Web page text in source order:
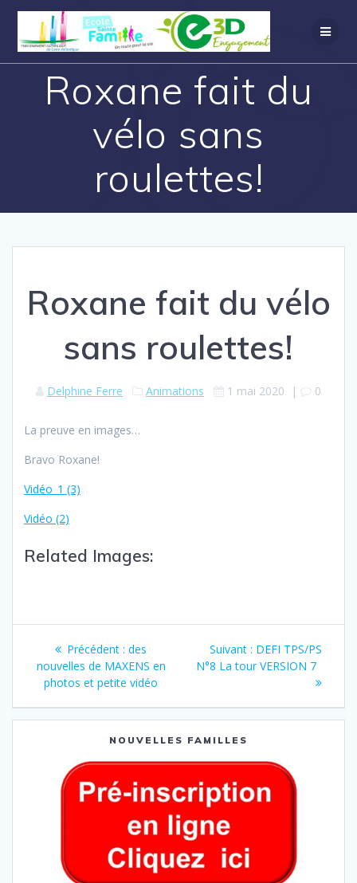
Roxane fait du
vélo sans
roulettes!
Roxane fait du vélo
sans roulettes!
Delphine Ferre Animations 1 mai 2020 | 0
La preuve en images…
Bravo Roxane!
Vidéo_1 (3)
Vidéo (2)
Related Images:
Précédent : des
nouvelles de MAXENS en
photos et petite vidéo
Suivant : DEFI TPS/PS
N°8 La tour VERSION 7
NOUVELLES FAMILLES